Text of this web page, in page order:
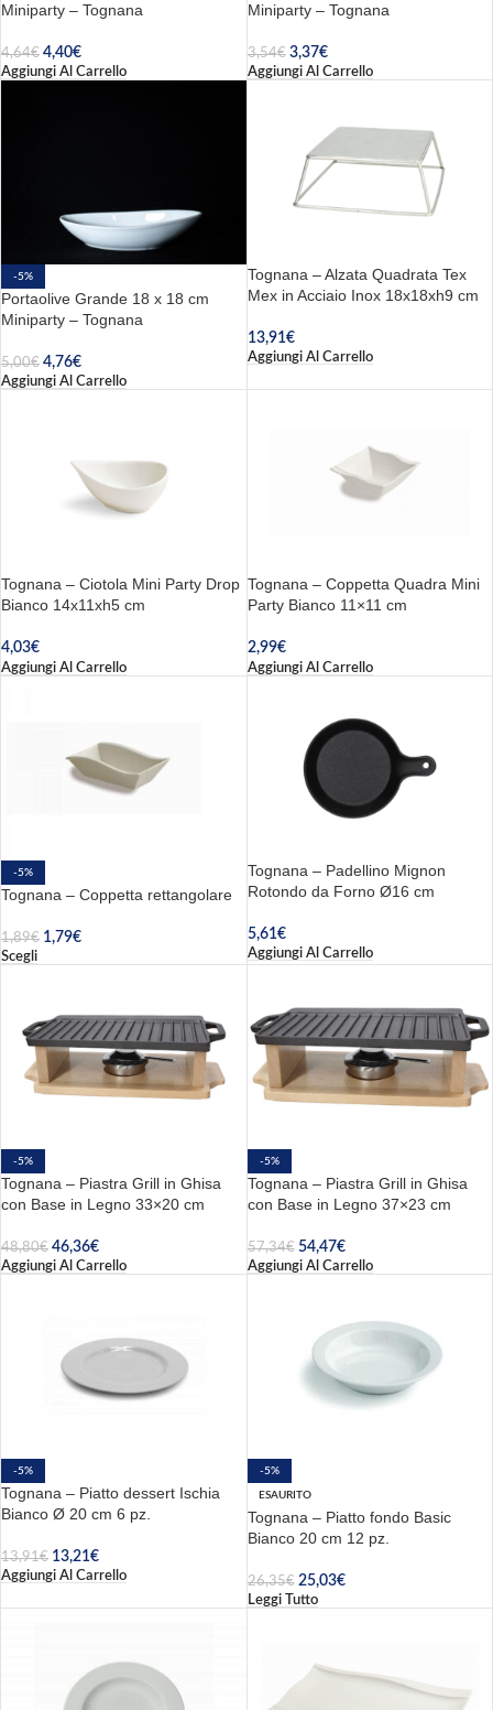
Miniparty – Tognana
4,64€ 4,40€
Aggiungi Al Carrello
Miniparty – Tognana
3,54€ 3,37€
Aggiungi Al Carrello
-5%
Portaolive Grande 18 x 18 cm
Miniparty – Tognana
5,00€ 4,76€
Aggiungi Al Carrello
Tognana – Alzata Quadrata Tex
Mex in Acciaio Inox 18x18xh9 cm
13,91€
Aggiungi Al Carrello
Tognana – Ciotola Mini Party Drop
Bianco 14x11xh5 cm
4,03€
Aggiungi Al Carrello
Tognana – Coppetta Quadra Mini
Party Bianco 11×11 cm
2,99€
Aggiungi Al Carrello
-5%
Tognana – Coppetta rettangolare
1,89€ 1,79€
Scegli
Tognana – Padellino Mignon
Rotondo da Forno Ø16 cm
5,61€
Aggiungi Al Carrello
-5%
Tognana – Piastra Grill in Ghisa
con Base in Legno 33×20 cm
48,80€ 46,36€
Aggiungi Al Carrello
-5%
Tognana – Piastra Grill in Ghisa
con Base in Legno 37×23 cm
57,34€ 54,47€
Aggiungi Al Carrello
-5%
Tognana – Piatto dessert Ischia
Bianco Ø 20 cm 6 pz.
13,91€ 13,21€
Aggiungi Al Carrello
-5%
ESAURITO
Tognana – Piatto fondo Basic
Bianco 20 cm 12 pz.
26,35€ 25,03€
Leggi Tutto